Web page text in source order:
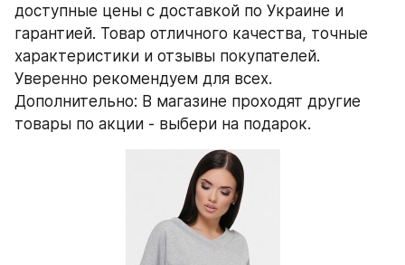
доступные цены с доставкой по Украине и
гарантией. Товар отличного качества, точные
характеристики и отзывы покупателей.
Уверенно рекомендуем для всех.
Дополнительно: В магазине проходят другие
товары по акции - выбери на подарок.